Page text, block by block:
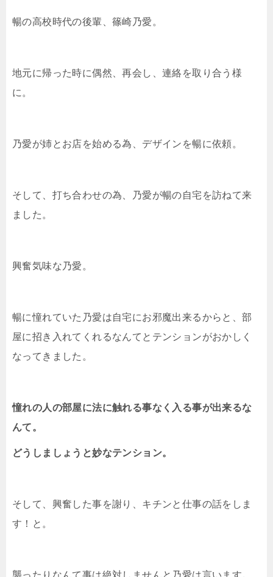
暢の高校時代の後輩、篠崎乃愛。
地元に帰った時に偶然、再会し、連絡を取り合う様
に。
乃愛が姉とお店を始める為、デザインを暢に依頼。
そして、打ち合わせの為、乃愛が暢の自宅を訪ねて来
ました。
興奮気味な乃愛。
暢に憧れていた乃愛は自宅にお邪魔出来るからと、部
屋に招き入れてくれるなんてとテンションがおかしく
なってきました。
憧れの人の部屋に法に触れる事なく入る事が出来るな
んて。
どうしましょうと妙なテンション。
そして、興奮した事を謝り、キチンと仕事の話をしま
す！と。
襲ったりなんて事は絶対しませんと乃愛は言います。